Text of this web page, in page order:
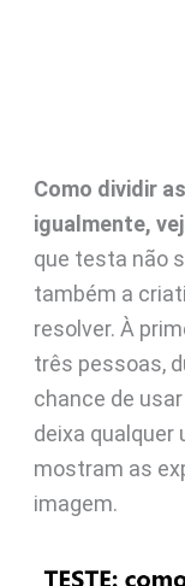
Como dividir
igualmente,
que testa não
também a
resolver. À
três pessoas,
chance de
deixa qualquer
mostram as
imagem.